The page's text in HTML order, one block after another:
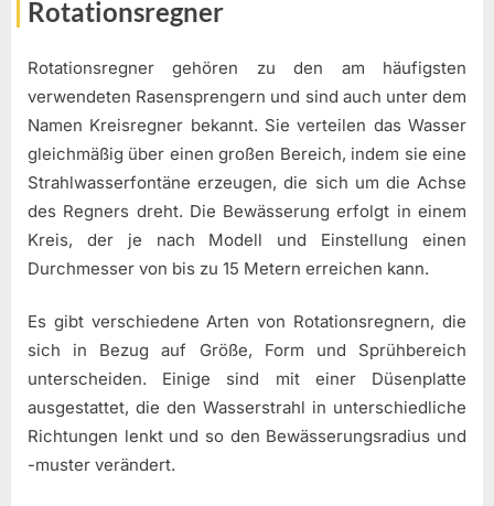
Rotationsregner
Rotationsregner gehören zu den am häufigsten
verwendeten Rasensprengern und sind auch unter dem
Namen Kreisregner bekannt. Sie verteilen das Wasser
gleichmäßig über einen großen Bereich, indem sie eine
Strahlwasserfontäne erzeugen, die sich um die Achse
des Regners dreht. Die Bewässerung erfolgt in einem
Kreis, der je nach Modell und Einstellung einen
Durchmesser von bis zu 15 Metern erreichen kann.
Es gibt verschiedene Arten von Rotationsregnern, die
sich in Bezug auf Größe, Form und Sprühbereich
unterscheiden. Einige sind mit einer Düsenplatte
ausgestattet, die den Wasserstrahl in unterschiedliche
Richtungen lenkt und so den Bewässerungsradius und
-muster verändert.